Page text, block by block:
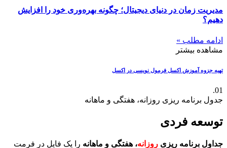
مدیریت زمان در دنیای دیجیتال؛ چگونه بهره‌وری خود را افزایش
دهیم؟
ادامه مطلب »
مشاهده بیشتر
تهیه جزوه آموزش اکسل فرمول نویسی در اکسل
01.
جدول برنامه ریزی روزانه، هفتگی و ماهانه
توسعه فردی
جداول برنامه ریزی روزانه، هفتگی و ماهانه را یک فایل در فرمت